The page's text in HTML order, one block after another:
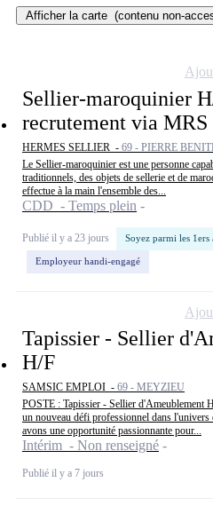
Afficher la carte (contenu non-
Sellier-maroquinier
recrutement via MRS
HERMES SELLIER - 69 - PIERRE
Le Sellier-maroquinier est une personne
traditionnels, des objets de sellerie et de
effectue à la main l'ensemble des...
CDD - Temps plein
Publié il y a 23 jours Soyez parmi les 1ers
Employeur handi-engagé
Tapissier - Sellier
H/F
SAMSIC EMPLOI - 69 - MEYZIEU
POSTE : Tapissier - Sellier d'Ameublement
un nouveau défi professionnel dans
avons une opportunité passionnante pour...
Intérim - Non renseigné
Publié il y a 7 jours